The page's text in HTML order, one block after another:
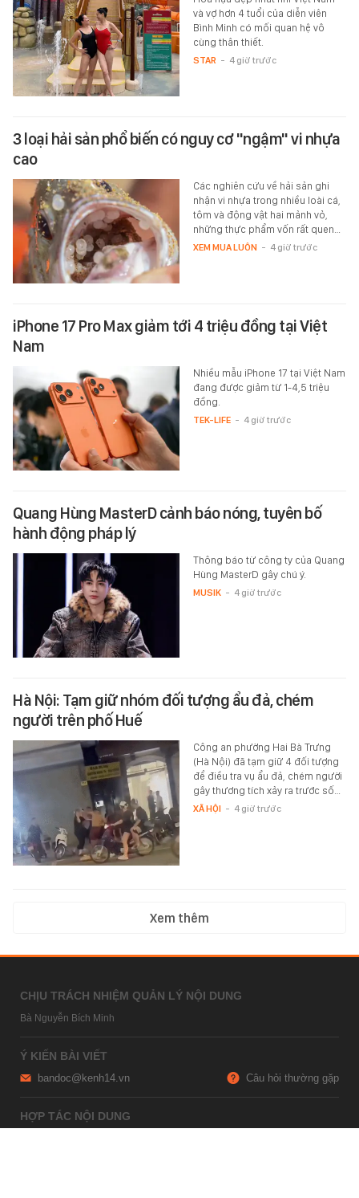
và vợ hơn 4 tuổi của diễn viên
Bình Minh có mối quan hệ vô
cùng thân thiết.
STAR - 4 giờ trước
3 loại hải sản phổ biến có nguy cơ "ngậm" vi nhựa
cao
Các nghiên cứu về hải sản ghi
nhận vi nhựa trong nhiều loài cá,
tôm và động vật hai mảnh vỏ,
những thực phẩm vốn rất quen…
XEM MUA LUÔN - 4 giờ trước
iPhone 17 Pro Max giảm tới 4 triệu đồng tại Việt
Nam
Nhiều mẫu iPhone 17 tại Việt Nam
đang được giảm từ 1-4,5 triệu
đồng.
TEK-LIFE - 4 giờ trước
Quang Hùng MasterD cảnh báo nóng, tuyên bố
hành động pháp lý
Thông báo từ công ty của Quang
Hùng MasterD gây chú ý.
MUSIK - 4 giờ trước
Hà Nội: Tạm giữ nhóm đối tượng ẩu đả, chém
người trên phố Huế
Công an phường Hai Bà Trưng
(Hà Nội) đã tạm giữ 4 đối tượng
để điều tra vụ ẩu đả, chém người
gây thương tích xảy ra trước số…
XÃ HỘI - 4 giờ trước
Xem thêm
CHỊU TRÁCH NHIỆM QUẢN LÝ NỘI DUNG
Bà Nguyễn Bích Minh
Ý KIẾN BÀI VIẾT
bandoc@kenh14.vn Câu hỏi thường gặp
HỢP TÁC NỘI DUNG